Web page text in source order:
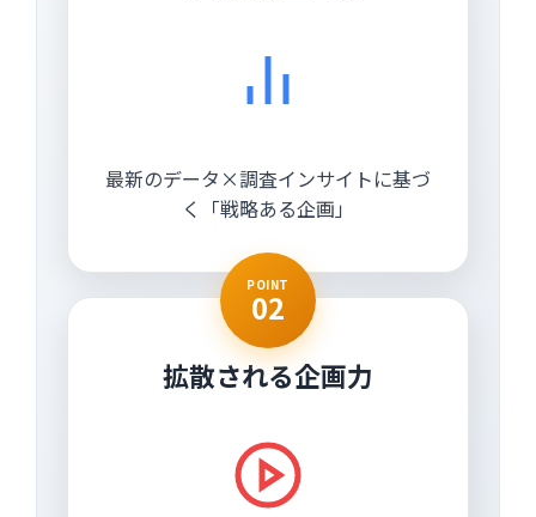
最新のデータ×調査インサイトに基づ
く「戦略ある企画」
POINT
02
拡散される企画力